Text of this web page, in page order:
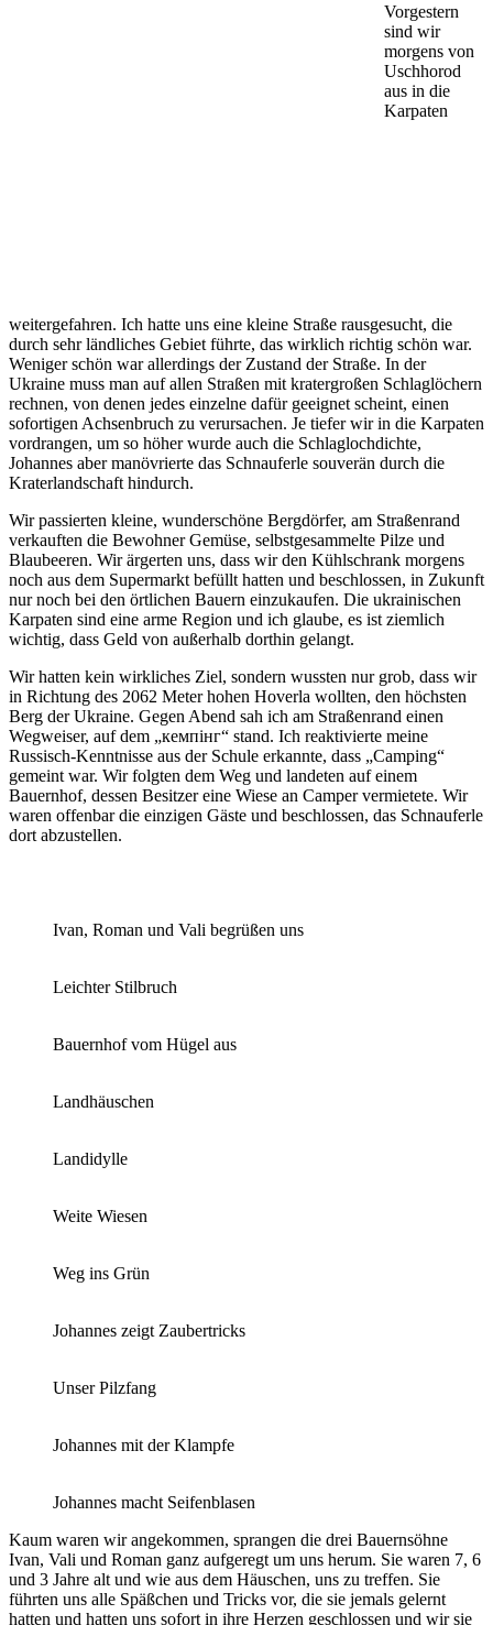
Vorgestern
sind wir
morgens von
Uschhorod
aus in die
Karpaten
weitergefahren. Ich hatte uns eine kleine Straße rausgesucht, die
durch sehr ländliches Gebiet führte, das wirklich richtig schön war.
Weniger schön war allerdings der Zustand der Straße. In der
Ukraine muss man auf allen Straßen mit kratergroßen Schlaglöchern
rechnen, von denen jedes einzelne dafür geeignet scheint, einen
sofortigen Achsenbruch zu verursachen. Je tiefer wir in die Karpaten
vordrangen, um so höher wurde auch die Schlaglochdichte,
Johannes aber manövrierte das Schnauferle souverän durch die
Kraterlandschaft hindurch.
Wir passierten kleine, wunderschöne Bergdörfer, am Straßenrand
verkauften die Bewohner Gemüse, selbstgesammelte Pilze und
Blaubeeren. Wir ärgerten uns, dass wir den Kühlschrank morgens
noch aus dem Supermarkt befüllt hatten und beschlossen, in Zukunft
nur noch bei den örtlichen Bauern einzukaufen. Die ukrainischen
Karpaten sind eine arme Region und ich glaube, es ist ziemlich
wichtig, dass Geld von außerhalb dorthin gelangt.
Wir hatten kein wirkliches Ziel, sondern wussten nur grob, dass wir
in Richtung des 2062 Meter hohen Hoverla wollten, den höchsten
Berg der Ukraine. Gegen Abend sah ich am Straßenrand einen
Wegweiser, auf dem „кемпінг“ stand. Ich reaktivierte meine
Russisch-Kenntnisse aus der Schule erkannte, dass „Camping“
gemeint war. Wir folgten dem Weg und landeten auf einem
Bauernhof, dessen Besitzer eine Wiese an Camper vermietete. Wir
waren offenbar die einzigen Gäste und beschlossen, das Schnauferle
dort abzustellen.
Ivan, Roman und Vali begrüßen uns
Leichter Stilbruch
Bauernhof vom Hügel aus
Landhäuschen
Landidylle
Weite Wiesen
Weg ins Grün
Johannes zeigt Zaubertricks
Unser Pilzfang
Johannes mit der Klampfe
Johannes macht Seifenblasen
Kaum waren wir angekommen, sprangen die drei Bauernsöhne
Ivan, Vali und Roman ganz aufgeregt um uns herum. Sie waren 7, 6
und 3 Jahre alt und wie aus dem Häuschen, uns zu treffen. Sie
führten uns alle Späßchen und Tricks vor, die sie jemals gelernt
hatten und hatten uns sofort in ihre Herzen geschlossen und wir sie